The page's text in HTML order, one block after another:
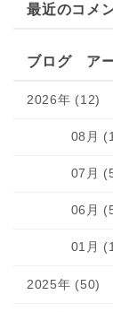
最近のコメ
ブログ ア
2026年 (12)
08月
07月
06月
01月
2025年 (50)